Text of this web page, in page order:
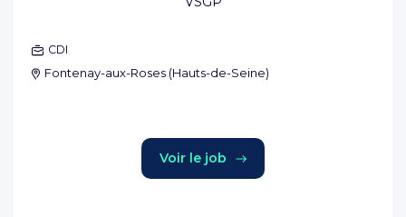
CDI
Fontenay-aux-Roses (Hauts-de-Seine)
Voir le job